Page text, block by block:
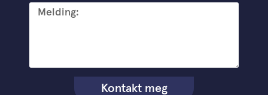
Kontakt meg